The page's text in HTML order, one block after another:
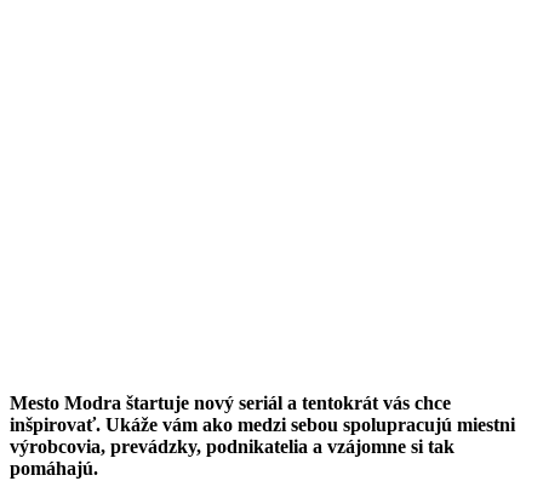
Mesto Modra štartuje nový seriál a tentokrát vás chce
inšpirovať. Ukáže vám ako medzi sebou spolupracujú miestni
výrobcovia, prevádzky, podnikatelia a vzájomne si tak
pomáhajú.